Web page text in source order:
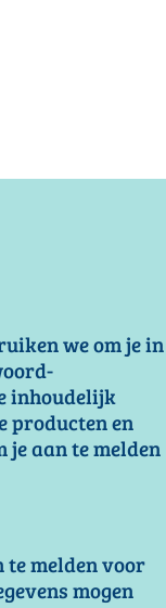
we om je in
inhoudelijk
producten en
aan te melden
melden voor
mogen